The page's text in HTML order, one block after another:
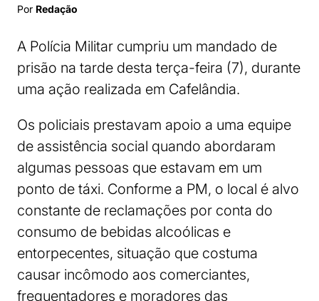
Por Redação
A Polícia Militar cumpriu um mandado de
prisão na tarde desta terça-feira (7), durante
uma ação realizada em Cafelândia.
Os policiais prestavam apoio a uma equipe
de assistência social quando abordaram
algumas pessoas que estavam em um
ponto de táxi. Conforme a PM, o local é alvo
constante de reclamações por conta do
consumo de bebidas alcoólicas e
entorpecentes, situação que costuma
causar incômodo aos comerciantes,
frequentadores e moradores das